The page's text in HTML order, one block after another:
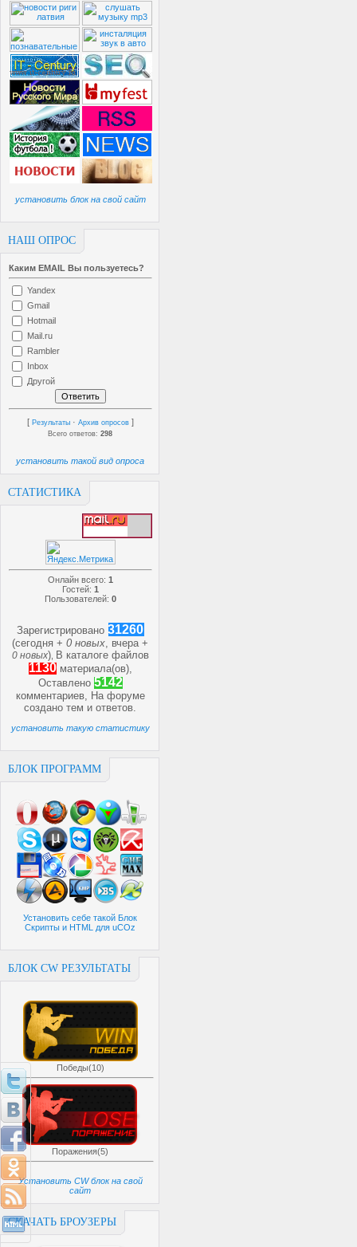
установить блок на свой сайт
НАШ ОПРОС
Каким EMAIL Вы пользуетесь?
Yandex
Gmail
Hotmail
Mail.ru
Rambler
Inbox
Другой
[ Результаты · Архив опросов ]
Всего ответов:298
установить такой вид опроса
СТАТИСТИКА
Онлайн всего: 1
Гостей: 1
Пользователей: 0
Зарегистрировано 31260
(сегодня +0 новых, вчера +
0 новых) В каталоге файлов
1130 материала(ов),
Оставлено 5142
комментариев, На форуме
созданотем иответов.
установить такую статистику
БЛОК ПРОГРАММ
Установить себе такой Блок
Скрипты и HTML для uCOz
БЛОК CW РЕЗУЛЬТАТЫ
Победы(10)
Поражения(5)
Установить CW блок на свой
сайт
СКАЧАТЬ БРОУЗЕРЫ